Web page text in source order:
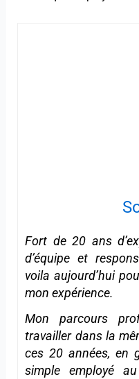
Fort de 20 ans
d’équipe et
voila aujourd’hui
mon expérience.
Mon parcours
travailler dans la
ces 20 années, en
simple employé